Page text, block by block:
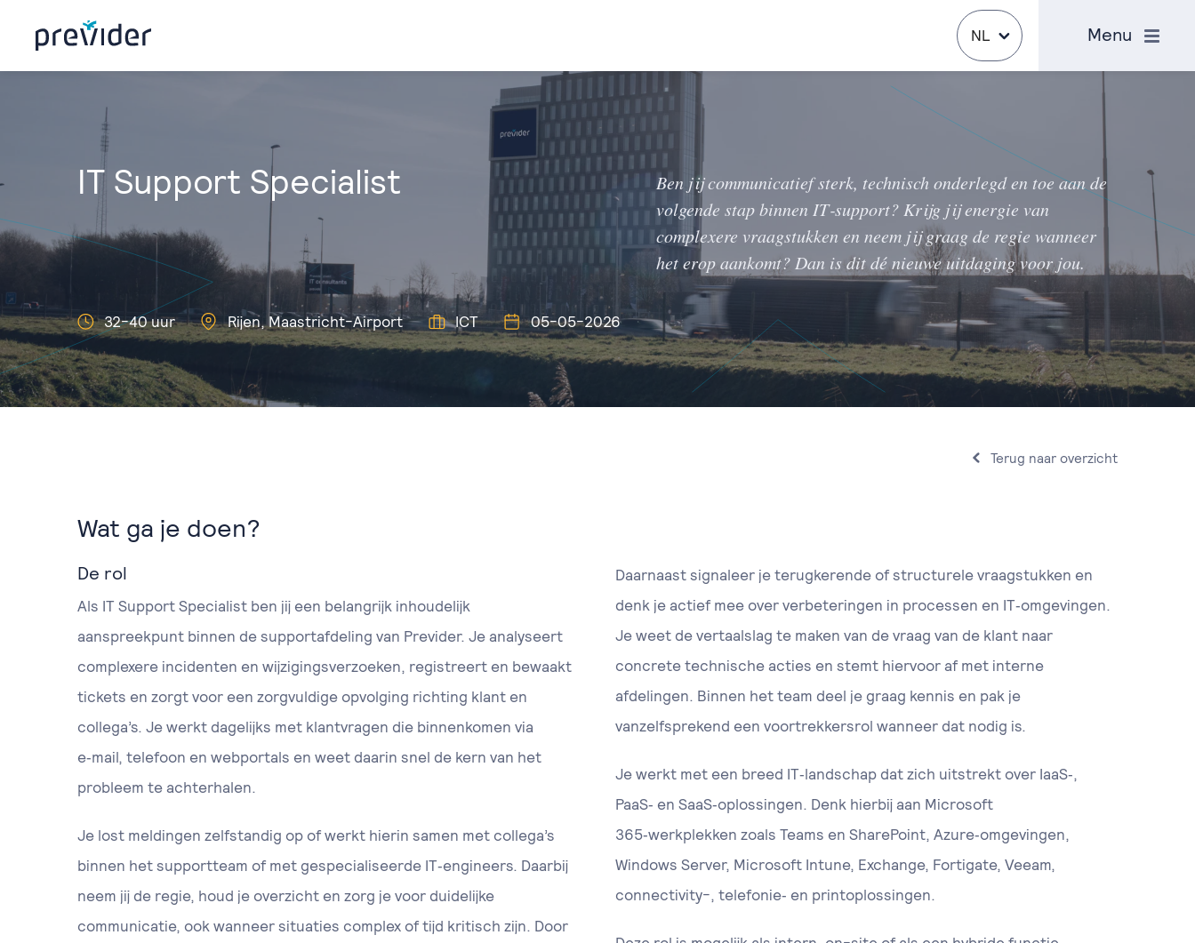
NL Menu
IT Support Specialist
Ben jij communicatief sterk, technisch onderlegd en toe aan de
volgende stap binnen IT‑support? Krijg jij energie van
complexere vraagstukken en neem jij graag de regie wanneer
het erop aankomt? Dan is dit dé nieuwe uitdaging voor jou.
32-40 uur Rijen, Maastricht-Airport ICT 05-05-2026
Terug naar overzicht
Wat ga je doen?
De rol
Als IT Support Specialist ben jij een belangrijk inhoudelijk
aanspreekpunt binnen de supportafdeling van Previder. Je analyseert
complexere incidenten en wijzigingsverzoeken, registreert en bewaakt
tickets en zorgt voor een zorgvuldige opvolging richting klant en
collega’s. Je werkt dagelijks met klantvragen die binnenkomen via
e‑mail, telefoon en webportals en weet daarin snel de kern van het
probleem te achterhalen.
Je lost meldingen zelfstandig op of werkt hierin samen met collega’s
binnen het supportteam of met gespecialiseerde IT‑engineers. Daarbij
neem jij de regie, houd je overzicht en zorg je voor duidelijke
communicatie, ook wanneer situaties complex of tijd kritisch zijn. Door
Daarnaast signaleer je terugkerende of structurele vraagstukken en
denk je actief mee over verbeteringen in processen en IT‑omgevingen.
Je weet de vertaalslag te maken van de vraag van de klant naar
concrete technische acties en stemt hiervoor af met interne
afdelingen. Binnen het team deel je graag kennis en pak je
vanzelfsprekend een voortrekkersrol wanneer dat nodig is.
Je werkt met een breed IT‑landschap dat zich uitstrekt over IaaS‑,
PaaS‑ en SaaS‑oplossingen. Denk hierbij aan Microsoft
365‑werkplekken zoals Teams en SharePoint, Azure‑omgevingen,
Windows Server, Microsoft Intune, Exchange, Fortigate, Veeam,
connectivity-, telefonie‑ en printoplossingen.